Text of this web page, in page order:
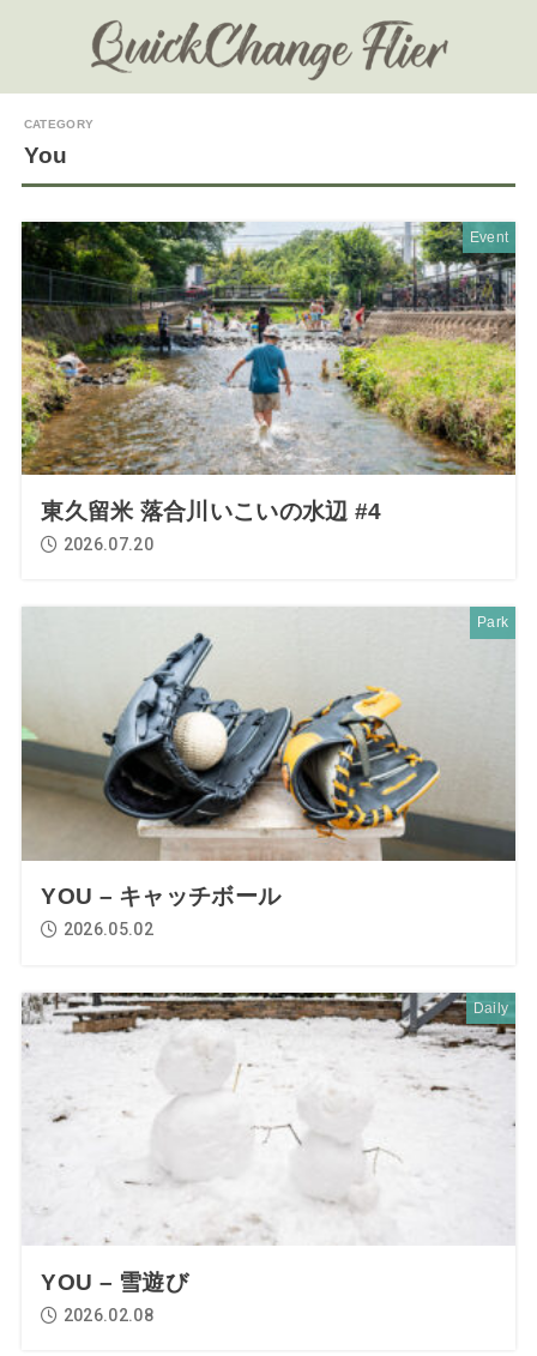
You
Event
東久留米 落合川いこいの水辺 #4
2026.07.20
Park
YOU – キャッチボール
2026.05.02
Daily
YOU – 雪遊び
2026.02.08